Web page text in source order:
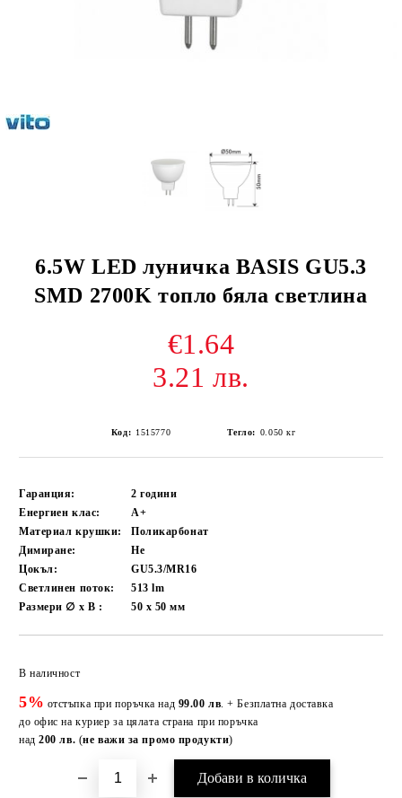
6.5W LED луничка BASIS GU5.3
SMD 2700K топло бяла светлина
€1.64
3.21 лв.
Код: 1515770 Тегло: 0.050 кг
Гаранция:
2 години
Енергиен клас:
A+
Материал крушки:
Поликарбонат
Димиране:
Не
Цокъл:
GU5.3/MR16
Светлинен поток:
513lm
Размери ∅ x В :
50 x 50мм
В наличност
5% отстъпка при поръчка над 99.00 лв. + Безплатна доставка
до офис на куриер за цялата страна при поръчка
над 200 лв. (не важи за промо продукти)